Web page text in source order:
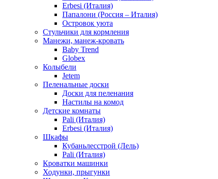
Erbesi (Италия)
Папалони (Россия – Италия)
Островок уюта
Стульчики для кормления
Манежи, манеж-кровать
Baby Trend
Globex
Колыбели
Jetem
Пеленальные доски
Доски для пеленания
Настилы на комод
Детские комнаты
Pali (Италия)
Erbesi (Италия)
Шкафы
Кубаньлесстрой (Лель)
Pali (Италия)
Кроватки машинки
Ходунки, прыгунки